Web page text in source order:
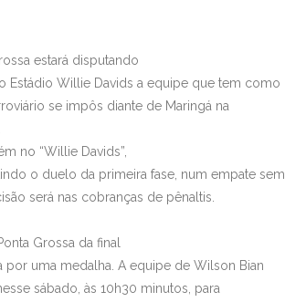
estará disputando
Estádio Willie Davids a equipe que tem como
se impôs diante de Maringá na
no “Willie Davids”,
o duelo da primeira fase, num empate sem
será nas cobranças de pênaltis.
Grossa da final
uma medalha. A equipe de Wilson Bian
sábado, às 10h30 minutos, para